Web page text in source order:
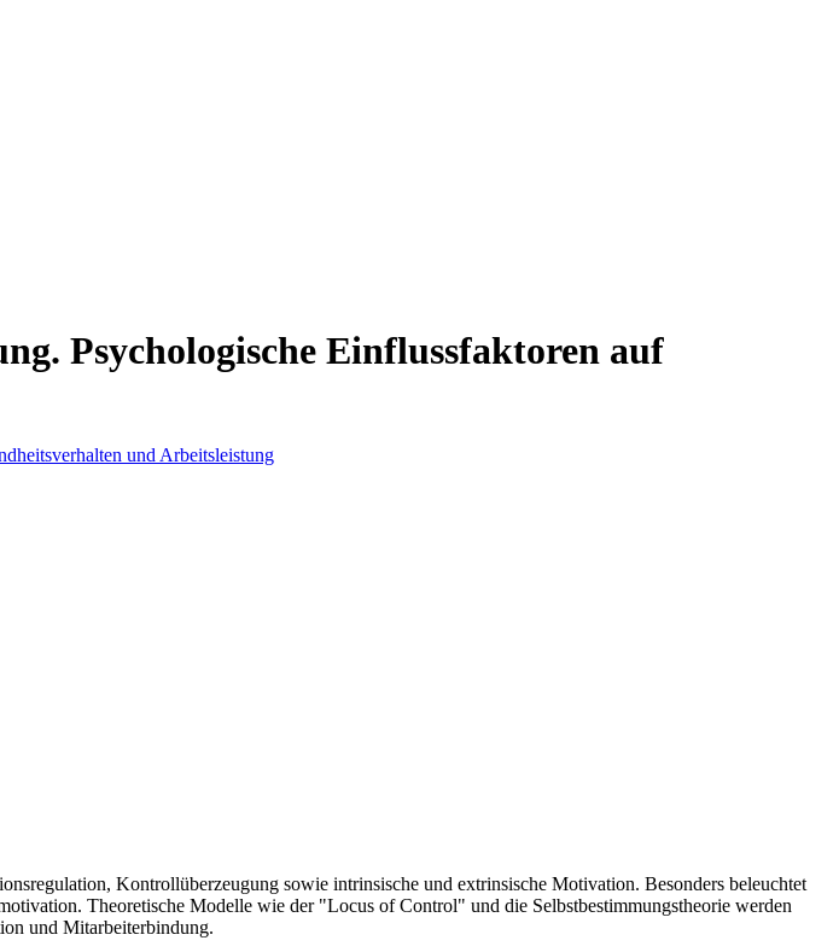
Psychologische Einflussfaktoren auf
Kontrollüberzeugung sowie intrinsische und extrinsische Motivation. Besonders beleuchtet
Theoretische Modelle wie der "Locus of Control" und die Selbstbestimmungstheorie werden
und Mitarbeiterbindung.